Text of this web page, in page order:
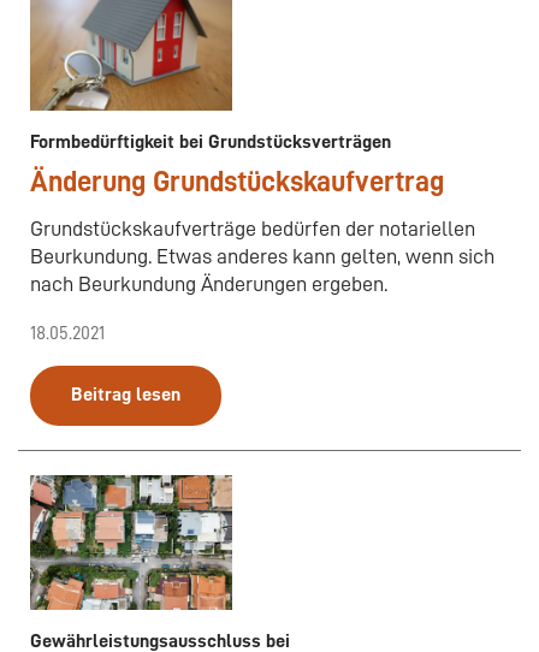
Formbedürftigkeit bei Grundstücksverträgen
Änderung Grundstückskaufvertrag
Grundstückskaufverträge bedürfen der notariellen
Beurkundung. Etwas anderes kann gelten, wenn sich
nach Beurkundung Änderungen ergeben.
18.05.2021
Beitrag lesen
Gewährleistungsausschluss bei